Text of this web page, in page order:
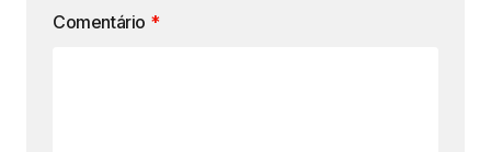
Comentário *